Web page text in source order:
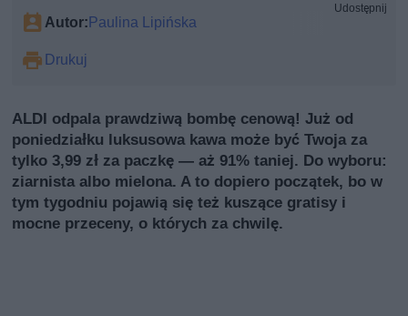
Autor:Paulina Lipińska
Drukuj
Udostępnij
ALDI odpala prawdziwą bombę cenową! Już od
poniedziałku luksusowa kawa może być Twoja za
tylko 3,99 zł za paczkę — aż 91% taniej. Do wyboru:
ziarnista albo mielona. A to dopiero początek, bo w
tym tygodniu pojawią się też kuszące gratisy i
mocne przeceny, o których za chwilę.